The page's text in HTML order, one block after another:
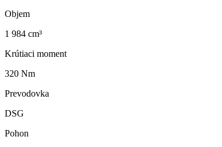
Objem
1 984 cm³
Krútiaci moment
320 Nm
Prevodovka
DSG
Pohon